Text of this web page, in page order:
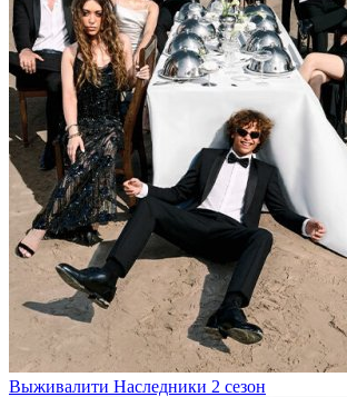
Выживалити Наследники 2 сезон